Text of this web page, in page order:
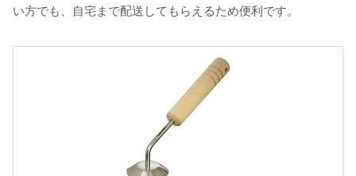
い方でも、自宅まで配送してもらえるため便利です。